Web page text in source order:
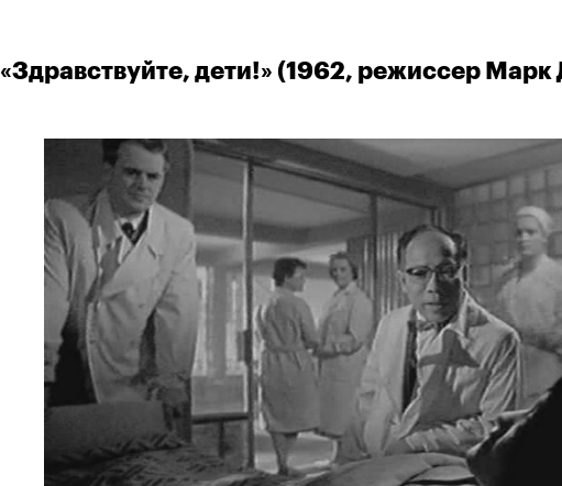
«Здравствуйте, дети!» (1962, режиссер Марк